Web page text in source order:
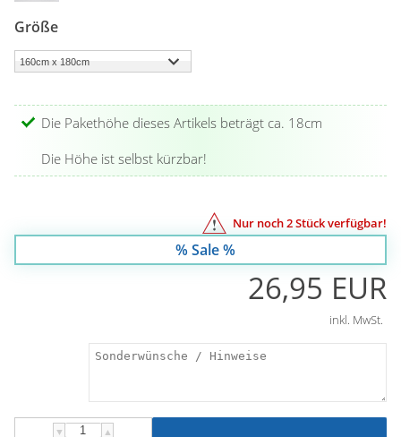
Größe
Die Pakethöhe dieses Artikels beträgt ca. 18cm
Die Höhe ist selbst kürzbar!
Nur noch2Stück verfügbar!
% Sale %
26,95 EUR
inkl. MwSt.
▼ ▲